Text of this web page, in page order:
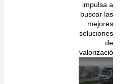
impulsa a
buscar las
mejores
soluciones
de
valorizació